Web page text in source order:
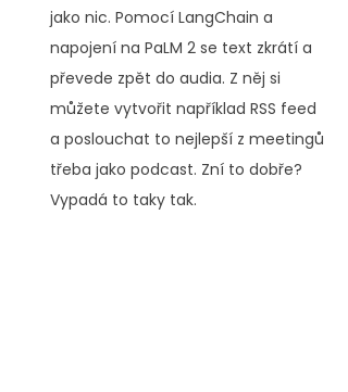
jako nic. Pomocí LangChain a
napojení na PaLM 2 se text zkrátí a
převede zpět do audia. Z něj si
můžete vytvořit například RSS feed
a poslouchat to nejlepší z meetingů
třeba jako podcast. Zní to dobře?
Vypadá to taky tak.